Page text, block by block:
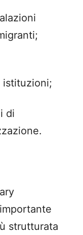
istituzioni;
di
strutturata